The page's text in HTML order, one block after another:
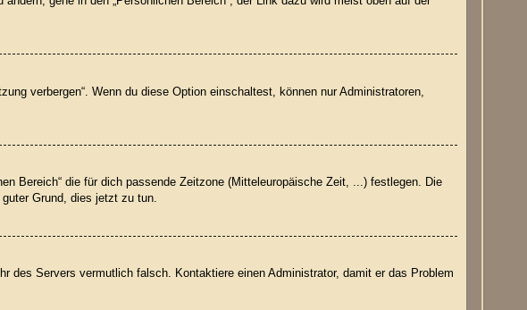
verbergen“. Wenn du diese Option einschaltest, können nur Administratoren,
Bereich“ die für dich passende Zeitzone (Mitteleuropäische Zeit, ...) festlegen. Die
Grund, dies jetzt zu tun.
Servers vermutlich falsch. Kontaktiere einen Administrator, damit er das Problem